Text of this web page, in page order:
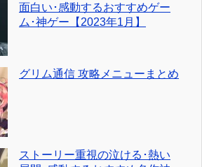
面白い･感動するおすすめゲー
ム･神ゲー【2023年1月】
グリム通信 攻略メニューまとめ
ストーリー重視の泣ける･熱い